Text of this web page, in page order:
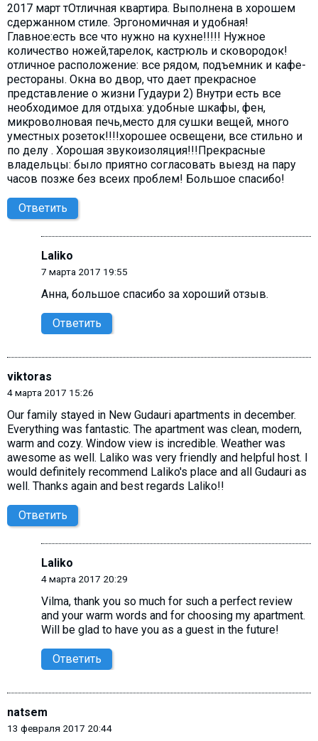
2017 март тОтличная квартира. Выполнена в хорошем
сдержанном стиле. Эргономичная и удобная!
Главное:есть все что нужно на кухне!!!!! Нужное
количество ножей,тарелок, кастрюль и сковородок!
отличное расположение: все рядом, подъемник и кафе-
рестораны. Окна во двор, что дает прекрасное
представление о жизни Гудаури 2) Внутри есть все
необходимое для отдыха: удобные шкафы, фен,
микроволновая печь,место для сушки вещей, много
уместных розеток!!!!хорошее освещени, все стильно и
по делу . Хорошая звукоизоляция!!!Прекрасные
владельцы: было приятно согласовать выезд на пару
часов позже без всеих проблем! Большое спасибо!
Ответить
Laliko
7 марта 2017 19:55
Анна, большое спасибо за хороший отзыв.
Ответить
viktoras
4 марта 2017 15:26
Our family stayed in New Gudauri apartments in december.
Everything was fantastic. The apartment was clean, modern,
warm and cozy. Window view is incredible. Weather was
awesome as well. Laliko was very friendly and helpful host. I
would definitely recommend Laliko's place and all Gudauri as
well. Thanks again and best regards Laliko!!
Ответить
Laliko
4 марта 2017 20:29
Vilma, thank you so much for such a perfect review
and your warm words and for choosing my apartment.
Will be glad to have you as a guest in the future!
Ответить
natsem
13 февраля 2017 20:44